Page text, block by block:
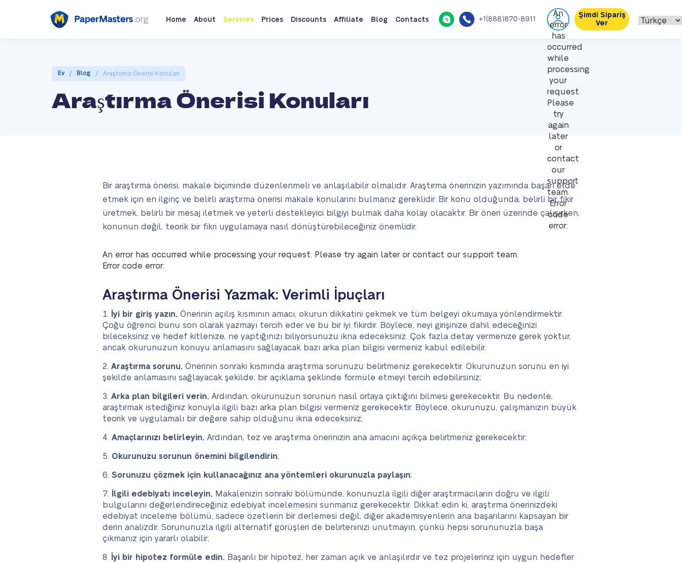
Home About Services Prices Discounts Affiliate Blog Contacts +1(888)870-8911
An
error
has
occurred
while
processing
your
request.
Please
try
again
later
or
contact
our
support
team.
Error
code
error:
Şimdi Sipariş
Ver
Ev / Blog / Araştırma Önerisi Konuları
Araştırma Önerisi Konuları
Bir araştırma önerisi, makale biçiminde düzenlenmeli ve anlaşılabilir olmalıdır. Araştırma önerinizin yazımında başarı elde
etmek için en ilginç ve belirli araştırma önerisi makale konularını bulmanız gereklidir. Bir konu olduğunda, belirli bir fikir
üretmek, belirli bir mesaj iletmek ve yeterli destekleyici bilgiyi bulmak daha kolay olacaktır. Bir öneri üzerinde çalışırken,
konunun değil, teorik bir fikri uygulamaya nasıl dönüştürebileceğiniz önemlidir.
An error has occurred while processing your request. Please try again later or contact our support team.
Error code error:
Araştırma Önerisi Yazmak: Verimli İpuçları
İyi bir giriş yazın. Önerinin açılış kısmının amacı, okurun dikkatini çekmek ve tüm belgeyi okumaya yönlendirmektir.
Çoğu öğrenci bunu son olarak yazmayı tercih eder ve bu bir iyi fikirdir. Böylece, neyi girişinize dahil edeceğinizi
bileceksiniz ve hedef kitlenize, ne yaptığınızı biliyorsunuzu ikna edeceksiniz. Çok fazla detay vermenize gerek yoktur,
ancak okurunuzun konuyu anlamasını sağlayacak bazı arka plan bilgisi vermeniz kabul edilebilir.
Araştırma sorunu. Önerinin sonraki kısmında araştırma sorunuzu belirtmeniz gerekecektir. Okurunuzun sorunu en iyi
şekilde anlamasını sağlayacak şekilde, bir açıklama şeklinde formüle etmeyi tercih edebilirsiniz;
Arka plan bilgileri verin. Ardından, okurunuzun sorunun nasıl ortaya çıktığını bilmesi gerekecektir. Bu nedenle,
araştırmak istediğiniz konuyla ilgili bazı arka plan bilgisi vermeniz gerekecektir. Böylece, okurunuzu, çalışmanızın büyük
teorik ve uygulamalı bir değere sahip olduğunu ikna edeceksiniz;
Amaçlarınızı belirleyin. Ardından, tez ve araştırma önerinizin ana amacını açıkça belirtmeniz gerekecektir;
Okurunuzu sorunun önemini bilgilendirin;
Sorunuzu çözmek için kullanacağınız ana yöntemleri okurunuzla paylaşın;
İlgili edebiyatı inceleyin. Makalenizin sonraki bölümünde, konunuzla ilgili diğer araştırmacıların doğru ve ilgili
bulgularını değerlendireceğiniz edebiyat incelemesini sunmanız gerekecektir. Dikkat edin ki, araştırma önerinizdeki
edebiyat inceleme bölümü, sadece özetlerin bir derlemesi değil, diğer akademisyenlerin ana başarılarını kapsayan bir
derin analizdir. Sorununuzla ilgili alternatif görüşleri de belirteninizi unutmayın, çünkü hepsi sorununuzla başa
çıkmanız için yararlı olabilir;
İyi bir hipotez formüle edin. Başarılı bir hipotez, her zaman açık ve anlaşılırdır ve tez projeleriniz için uygun hedefler